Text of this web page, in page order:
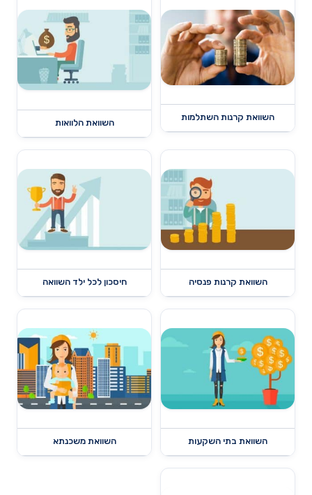
השוואת קרנות השתלמות
השוואת הלוואות
השוואת קרנות פנסיה חיסכון לכל ילד השוואה
השוואת בתי השקעות השוואת משכנתא